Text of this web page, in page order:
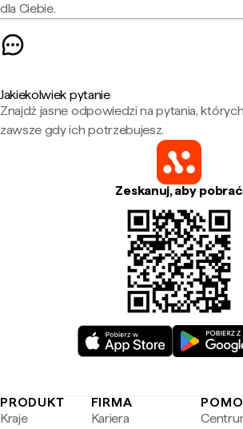
dla Ciebie.
Jakiekolwiek pytanie
Znajdź jasne odpowiedzi na pytania,
zawsze gdy ich potrzebujesz.
Zeskanuj, aby pobrać
PRODUKT
Kraje
FIRMA
Kariera